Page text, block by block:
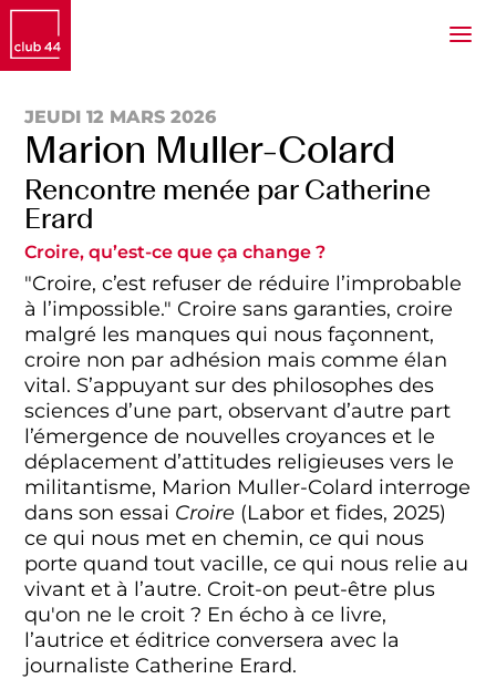
JEUDI 12 MARS 2026
Marion Muller-Colard
Rencontre menée par Catherine
Erard
Croire, qu’est-ce que ça change ?
"Croire, c’est refuser de réduire l’improbable
à l’impossible." Croire sans garanties, croire
malgré les manques qui nous façonnent,
croire non par adhésion mais comme élan
vital. S’appuyant sur des philosophes des
sciences d’une part, observant d’autre part
l’émergence de nouvelles croyances et le
déplacement d’attitudes religieuses vers le
militantisme, Marion Muller-Colard interroge
dans son essai Croire (Labor et fides, 2025)
ce qui nous met en chemin, ce qui nous
porte quand tout vacille, ce qui nous relie au
vivant et à l’autre. Croit-on peut-être plus
qu'on ne le croit ? En écho à ce livre,
l’autrice et éditrice conversera avec la
journaliste Catherine Erard.